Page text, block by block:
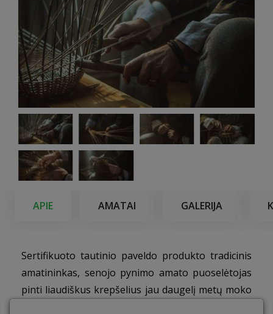
APIE AMATAI GALERIJA
Sertifikuoto tautinio paveldo produkto tradicinis
amatininkas, senojo pynimo amato puoselėtojas
pinti liaudiškus krepšelius jau daugelį metų moko